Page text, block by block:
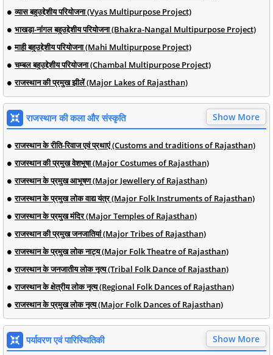
व्यास बहुउद्देशीय परियोजना (Vyas Multipurpose Project)
भाखड़ा-नांगल बहुउद्देशीय परियोजना (Bhakra-Nangal Multipurpose Project)
माही बहुउद्देशीय परियोजना (Mahi Multipurpose Project)
चम्बल बहुउद्देशीय परियोजना (Chambal Multipurpose Project)
राजस्थान की प्रमुख झीलें (Major Lakes of Rajasthan)
राजस्थान की कला और संस्कृति Show More
राजस्थान के रीति-रिवाज एवं प्रथाएं (Customs and traditions of Rajasthan)
राजस्थान की प्रमुख वेशभूषा (Major Costumes of Rajasthan)
राजस्थान के प्रमुख आभूषण (Major Jewellery of Rajasthan)
राजस्थान के प्रमुख लोक वाद्य यंत्र (Major Folk Instruments of Rajasthan)
राजस्थान के प्रमुख मंदिर (Major Temples of Rajasthan)
राजस्थान की प्रमुख जनजातियां (Major Tribes of Rajasthan)
राजस्थान के प्रमुख लोक नाट्य (Major Folk Theatre of Rajasthan)
राजस्थान के जनजातीय लोक नृत्य (Tribal Folk Dance of Rajasthan)
राजस्थान के क्षेत्रीय लोक नृत्य (Regional Folk Dances of Rajasthan)
राजस्थान के प्रमुख लोक नृत्य (Major Folk Dances of Rajasthan)
पर्यावरण एवं पारिस्थितिकी Show More